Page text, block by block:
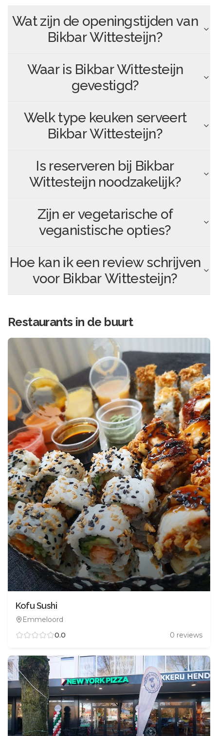
Wat zijn de openingstijden van
Bikbar Wittesteijn?
Waar is Bikbar Wittesteijn
gevestigd?
Welk type keuken serveert
Bikbar Wittesteijn?
Is reserveren bij Bikbar
Wittesteijn noodzakelijk?
Zijn er vegetarische of
veganistische opties?
Hoe kan ik een review schrijven
voor Bikbar Wittesteijn?
Restaurants in de buurt
Kofu Sushi
Emmeloord
0.0
0 reviews